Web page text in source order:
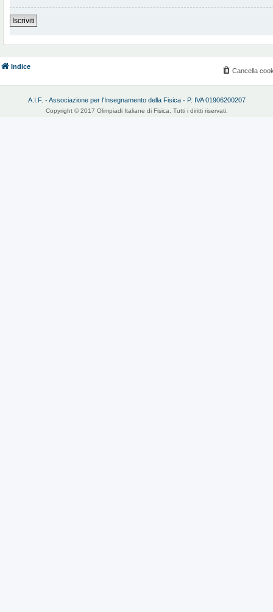
Iscriviti
Indice
Cancella
A.I.F. - Associazione per l'Insegnamento della Fisica - P. IVA 01906200207
Copyright © 2017 Olimpiadi Italiane di Fisica. Tutti i diritti riservati.